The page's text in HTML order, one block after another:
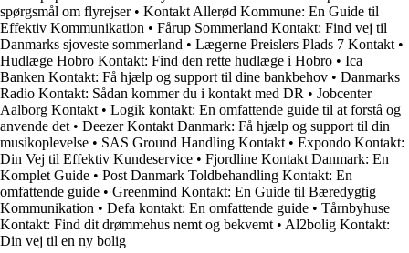
spørgsmål om flyrejser• Kontakt Allerød Kommune: En Guide til
Effektiv Kommunikation • Fårup Sommerland Kontakt: Find vej til
Danmarks sjoveste sommerland • Lægerne Preislers Plads 7 Kontakt •
Hudlæge Hobro Kontakt: Find den rette hudlæge i Hobro • Ica
Banken Kontakt: Få hjælp og support til dine bankbehov • Danmarks
Radio Kontakt: Sådan kommer du i kontakt med DR • Jobcenter
Aalborg Kontakt • Logik kontakt: En omfattende guide til at forstå og
anvende det • Deezer Kontakt Danmark: Få hjælp og support til din
musikoplevelse • SAS Ground Handling Kontakt • Expondo Kontakt:
Din Vej til Effektiv Kundeservice • Fjordline Kontakt Danmark: En
Komplet Guide • Post Danmark Toldbehandling Kontakt: En
omfattende guide • Greenmind Kontakt: En Guide til Bæredygtig
Kommunikation • Defa kontakt: En omfattende guide • Tårnbyhuse
Kontakt: Find dit drømmehus nemt og bekvemt • Al2bolig Kontakt:
Din vej til en ny bolig